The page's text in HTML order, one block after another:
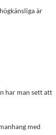
är
har man sett att
med